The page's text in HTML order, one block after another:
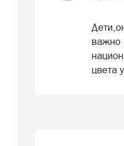
важно
цвета